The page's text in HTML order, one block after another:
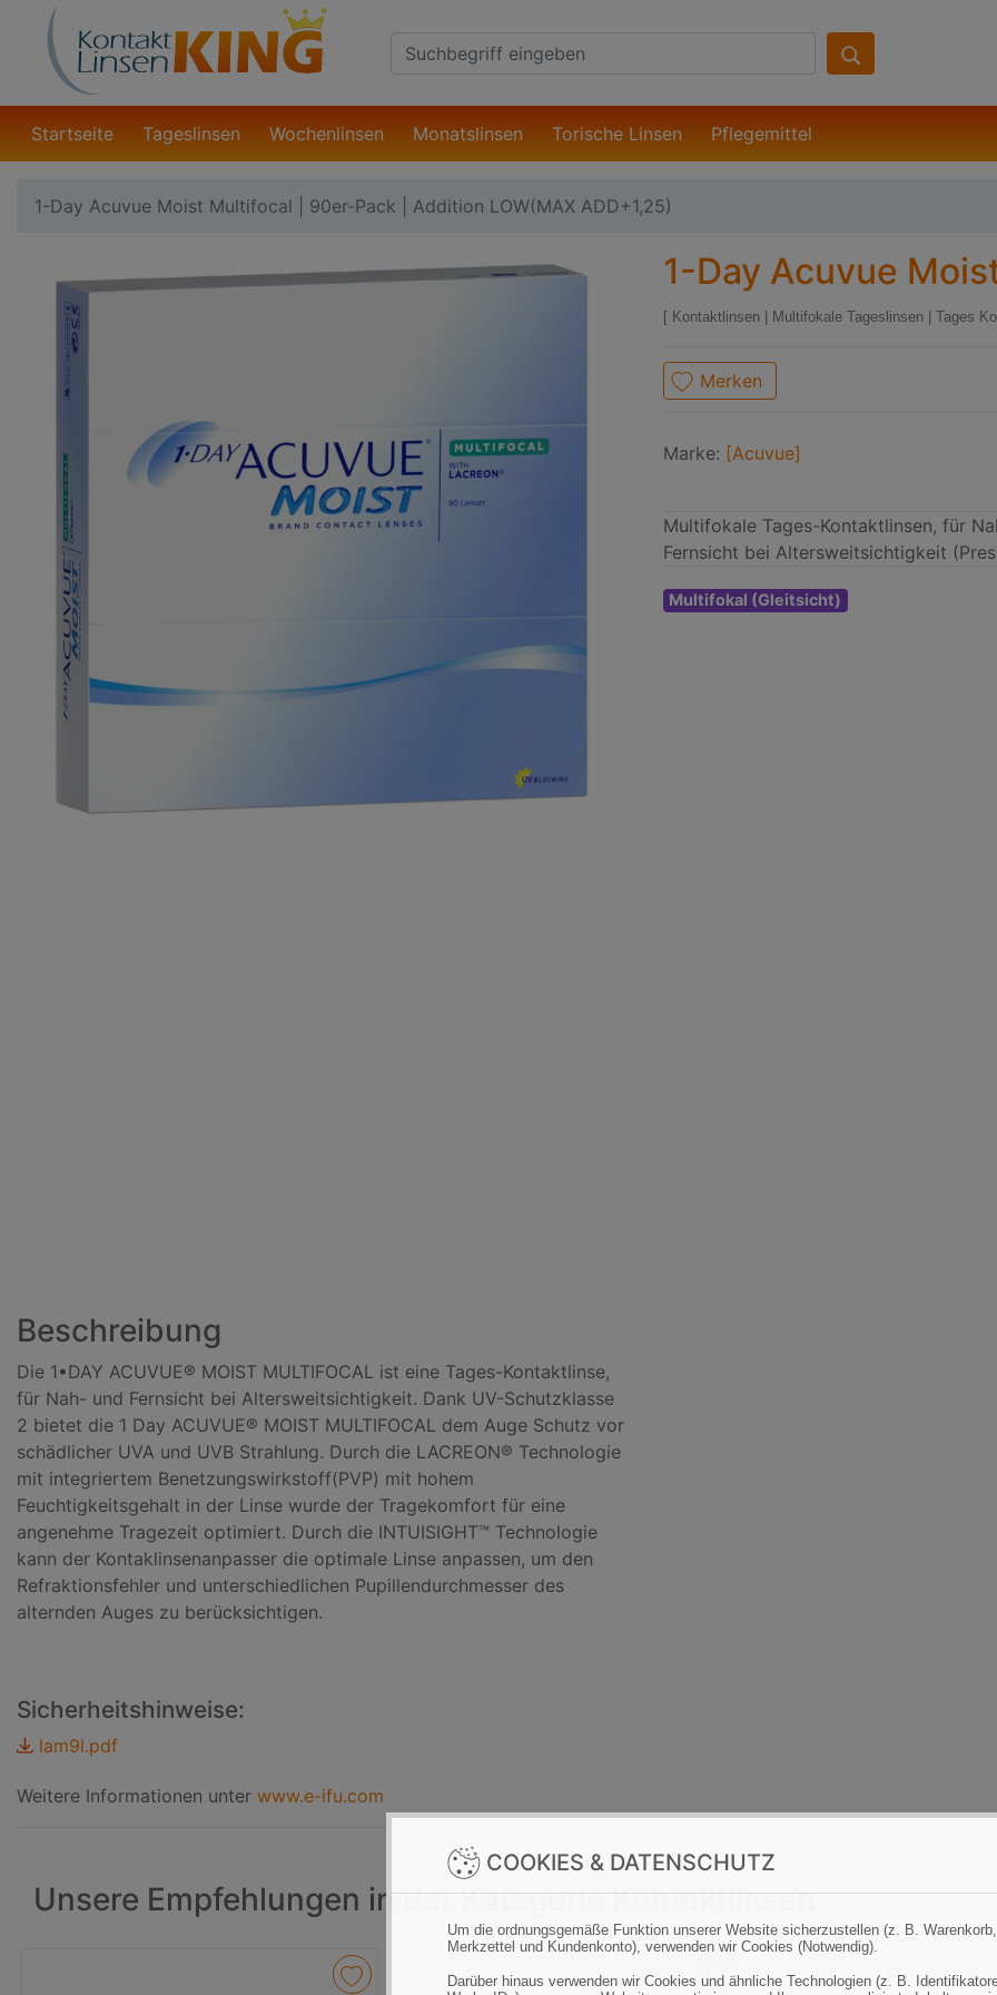
COOKIES & DATENSCHUTZ
Um die ordnungsgemäße Funktion unserer Website sicherzustellen (z. B. Warenkorb,
Merkzettel und Kundenkonto), verwenden wir Cookies (Notwendig).
Darüber hinaus verwenden wir Cookies und ähnliche Technologien (z. B.
Suche
Eingabefeld
Startseite Tageslinsen Wochenlinsen Monatslinsen Torische Linsen Pflegemittel
1-Day Acuvue Moist Multifocal | 90er-Pack | Addition LOW(MAX ADD+1,25)
1-Day Acuvue
Kontaktlinsen Multifokale Tageslinsen Tages
Merken
Marke: [Acuvue]
Multifokale Tages-Kontaktlinsen, für
Fernsicht bei Altersweitsichtigkeit
Multifokal (Gleitsicht)
Beschreibung
Die 1•DAY ACUVUE® MOIST MULTIFOCAL ist eine Tages-Kontaktlinse,
für Nah- und Fernsicht bei Altersweitsichtigkeit. Dank UV-Schutzklasse
2 bietet die 1 Day ACUVUE® MOIST MULTIFOCAL dem Auge Schutz vor
schädlicher UVA und UVB Strahlung. Durch die LACREON® Technologie
mit integriertem Benetzungswirkstoff(PVP) mit hohem
Feuchtigkeitsgehalt in der Linse wurde der Tragekomfort für eine
angenehme Tragezeit optimiert. Durch die INTUISIGHT™ Technologie
kann der Kontaklinsenanpasser die optimale Linse anpassen, um den
Refraktionsfehler und unterschiedlichen Pupillendurchmesser des
alternden Auges zu berücksichtigen.
Sicherheitshinweise:
lam9l.pdf
Weitere Informationen unter www.e-ifu.com
Unsere Empfehlungen in der Kategorie Kontaktlinsen